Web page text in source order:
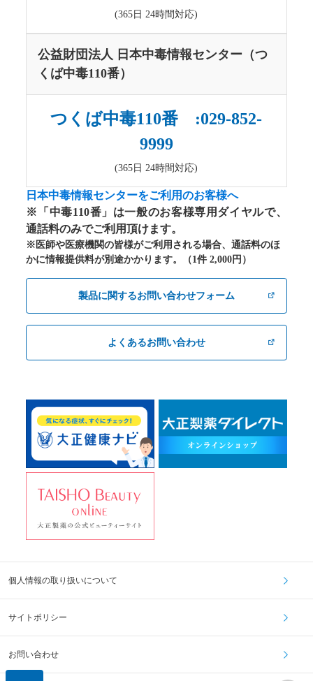
(365日 24時間対応)
公益財団法人 日本中毒情報センター（つ
くば中毒110番）
つくば中毒110番 :029-852-
9999
(365日 24時間対応)
日本中毒情報センターをご利用のお客様へ
※「中毒110番」は一般のお客様専用ダイヤルで、
通話料のみでご利用頂けます。
※医師や医療機関の皆様がご利用される場合、通話料のほ
かに情報提供料が別途かかります。（1件 2,000円）
製品に関するお問い合わせフォーム
よくあるお問い合わせ
個人情報の取り扱いについて
サイトポリシー
お問い合わせ